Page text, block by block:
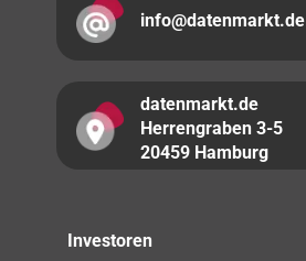
info@datenmarkt.de
datenmarkt.de
Herrengraben 3-5
20459 Hamburg
Investoren